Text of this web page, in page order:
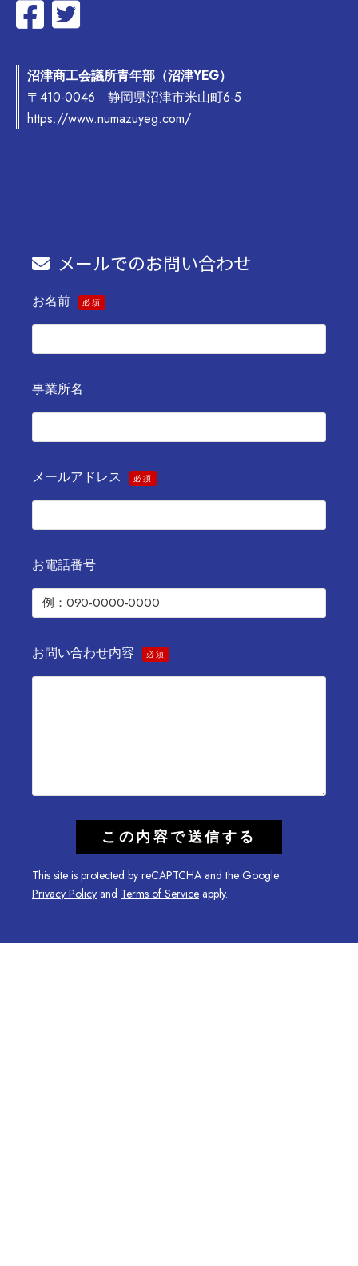
沼津商工会議所青年部（沼津YEG）
〒410-0046 静岡県沼津市米山町6-5
https://www.numazuyeg.com/
メールでのお問い合わせ
お名前 必須
事業所名
メールアドレス 必須
お電話番号
お問い合わせ内容 必須
This site is protected by reCAPTCHA and the Google
Privacy Policy and Terms of Service apply.